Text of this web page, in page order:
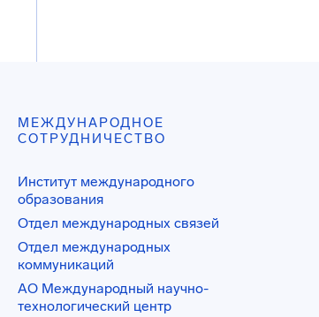
МЕЖДУНАРОДНОЕ
СОТРУДНИЧЕСТВО
Институт международного
образования
Отдел международных связей
Отдел международных
коммуникаций
АО Международный научно-
технологический центр